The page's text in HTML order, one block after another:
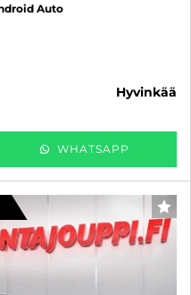
Auto
hyvinkää
WHATSAPP